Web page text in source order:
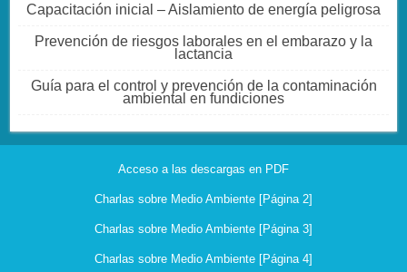
Capacitación inicial – Aislamiento de energía peligrosa
Prevención de riesgos laborales en el embarazo y la
lactancia
Guía para el control y prevención de la contaminación
ambiental en fundiciones
Acceso a las descargas en PDF
Charlas sobre Medio Ambiente [Página 2]
Charlas sobre Medio Ambiente [Página 3]
Charlas sobre Medio Ambiente [Página 4]